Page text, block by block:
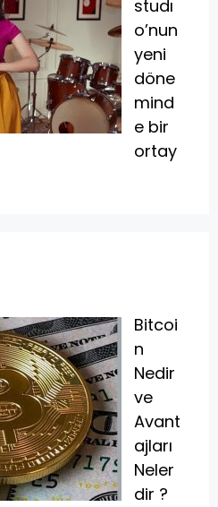
studı
o’nun
yeni
döne
mind
e bir
ortay
Bitcoi
n
Nedir
ve
Avant
ajları
Neler
dir ?